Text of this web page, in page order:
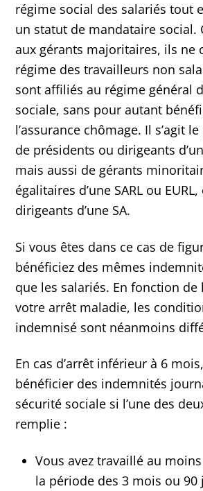
régime social des salariés tout
un statut de mandataire social.
aux gérants majoritaires, ils ne
régime des travailleurs non
sont affiliés au régime général
sociale, sans pour autant
l’assurance chômage. Il s’agit
de présidents ou dirigeants
mais aussi de gérants
égalitaires d’une SARL ou
dirigeants d’une SA.
Si vous êtes dans ce cas de
bénéficiez des mêmes
que les salariés. En fonction de
votre arrêt maladie, les
indemnisé sont néanmoins
En cas d’arrêt inférieur à 6
bénéficier des indemnités
sécurité sociale si l’une des
remplie :
Vous avez travaillé au
la période des 3 mois ou 90